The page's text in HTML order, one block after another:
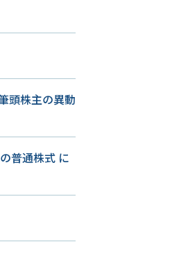
頭株主の異動
普通株式 に